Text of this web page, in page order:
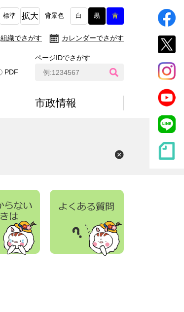
標準 拡大 背景色 白 黒 青
組織でさがす カレンダーでさがす
PDF
ページIDでさがす
I
D
市政情報